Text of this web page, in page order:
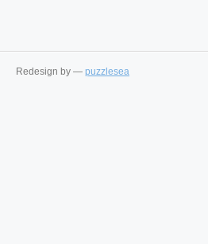
Redesign by — puzzlesea